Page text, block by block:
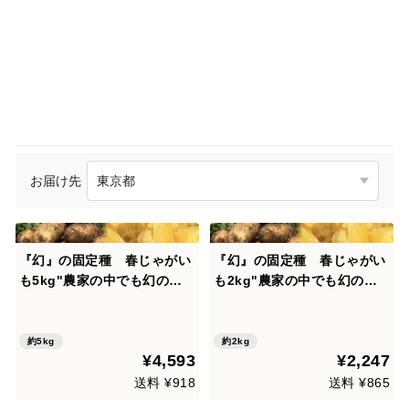
お届け先
『幻』の固定種 春じゃがい
も5kg"農家の中でも幻の固
も…農薬不使用！美味しい野
約5kg
¥4,593
送料 ¥918
『幻』の固定種 春じゃがい
も2kg"農家の中でも幻の固
も…農薬不使用！美味しい野
約2kg
¥2,247
送料 ¥865